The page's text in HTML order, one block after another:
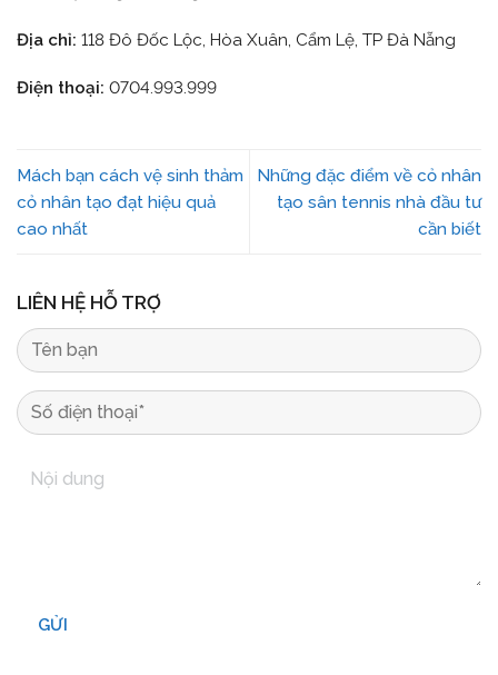
Địa chỉ: 118 Đô Đốc Lộc, Hòa Xuân, Cẩm Lệ, TP Đà Nẵng
Điện thoại: 0704.993.999
Mách bạn cách vệ sinh thảm
cỏ nhân tạo đạt hiệu quả
cao nhất
Những đặc điểm về cỏ nhân
tạo sân tennis nhà đầu tư
cần biết
LIÊN HỆ HỖ TRỢ
GỬI